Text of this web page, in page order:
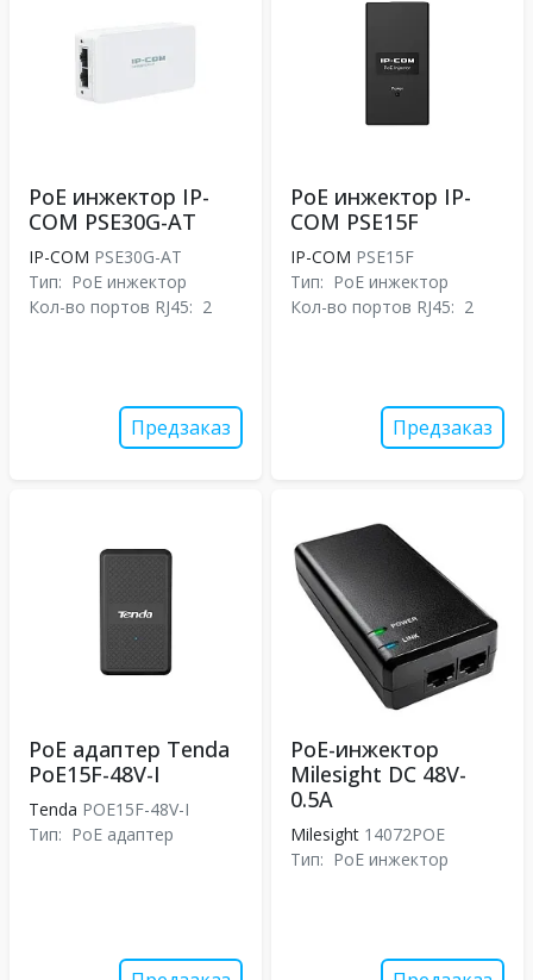
PoE инжектор IP-
COM PSE30G-AT
IP-COM PSE30G-AT
Тип: PoE инжектор
Кол-во портов RJ45: 2
Предзаказ
PoE инжектор IP-
COM PSE15F
IP-COM PSE15F
Тип: PoE инжектор
Кол-во портов RJ45: 2
Предзаказ
PoE адаптер Tenda
PoE15F-48V-I
Tenda POE15F-48V-I
Тип: PoE адаптер
PoE-инжектор
Milesight DC 48V-
0.5A
Milesight 14072POE
Тип: PoE инжектор